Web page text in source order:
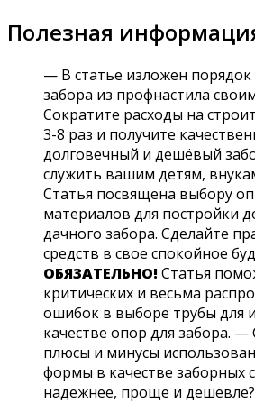
Полезная
— В статье изложен порядок
забора из профнастила
Сократите расходы на
3-8 раз и получите
долговечный и дешёвый
служить вашим детям,
Статья посвящена выбору
материалов для постройки
дачного забора. Сделайте
средств в свое спокойное
ОБЯЗАТЕЛЬНО!Статья
критических и весьма
ошибок в выборе трубы для
качестве опор для забора. —
плюсы и минусы
формы в качестве заборных
надежнее, проще и дешевле?